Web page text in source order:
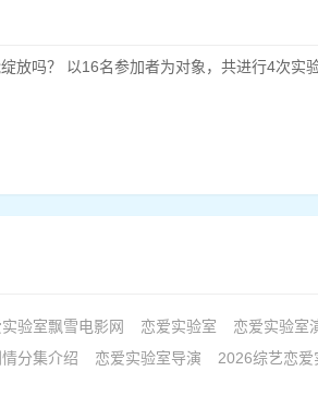
放吗？ 以16名参加者为对象，共进行4次实
验室飘雪电影网 恋爱实验室
恋爱实验室
分集介绍 恋爱实验室导演
2026综艺恋爱